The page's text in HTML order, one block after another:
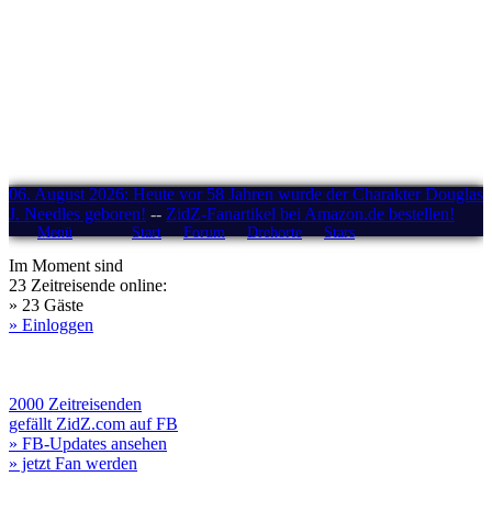
06. August 2026: Heute vor 58 Jahren wurde der Charakter Douglas
J. Needles geboren! -- ZidZ-Fanartikel bei Amazon.de bestellen!
Menü Start Forum Drehorte Stars
Im Moment sind
23 Zeitreisende online:
» 23 Gäste
» Einloggen
2000 Zeitreisenden
gefällt ZidZ.com auf FB
» FB-Updates ansehen
» jetzt Fan werden